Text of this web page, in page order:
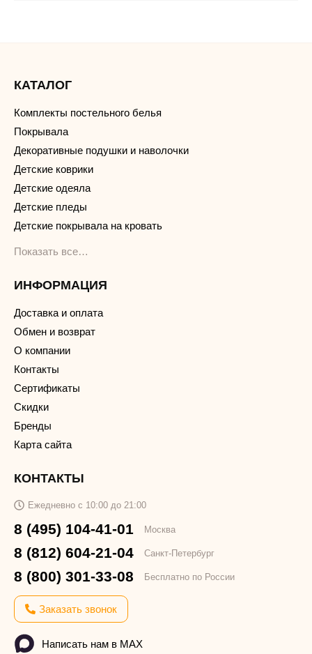
КАТАЛОГ
Комплекты постельного белья
Покрывала
Декоративные подушки и наволочки
Детские коврики
Детские одеяла
Детские пледы
Детские покрывала на кровать
Показать все…
ИНФОРМАЦИЯ
Доставка и оплата
Обмен и возврат
О компании
Контакты
Сертификаты
Скидки
Бренды
Карта сайта
КОНТАКТЫ
Ежедневно с 10:00 до 21:00
8 (495) 104-41-01 Москва
8 (812) 604-21-04 Санкт-Петербург
8 (800) 301-33-08 Бесплатно по России
Заказать звонок
Написать нам в MAX